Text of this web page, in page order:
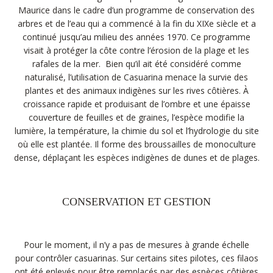
Maurice dans le cadre d’un programme de conservation des
arbres et de l’eau qui a commencé à la fin du XIXe siècle et a
continué jusqu’au milieu des années 1970. Ce programme
visait à protéger la côte contre l’érosion de la plage et les
rafales de la mer. Bien qu’il ait été considéré comme
naturalisé, l’utilisation de Casuarina menace la survie des
plantes et des animaux indigènes sur les rives côtières. À
croissance rapide et produisant de l’ombre et une épaisse
couverture de feuilles et de graines, l’espèce modifie la
lumière, la température, la chimie du sol et l’hydrologie du site
où elle est plantée. Il forme des broussailles de monoculture
dense, déplaçant les espèces indigènes de dunes et de plages.
CONSERVATION ET GESTION
Pour le moment, il n’y a pas de mesures à grande échelle
pour contrôler casuarinas. Sur certains sites pilotes, ces filaos